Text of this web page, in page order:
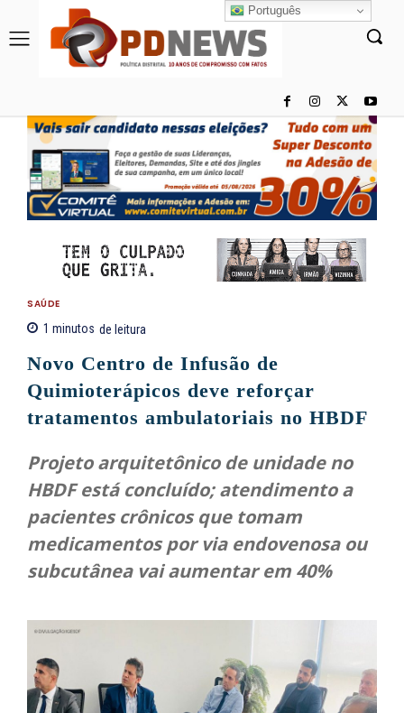
SAÚDE
1 minutos de leitura
Novo Centro de Infusão de
Quimioterápicos deve reforçar
tratamentos ambulatoriais no HBDF
Projeto arquitetônico de unidade no
HBDF está concluído; atendimento a
pacientes crônicos que tomam
medicamentos por via endovenosa ou
subcutânea vai aumentar em 40%
Português